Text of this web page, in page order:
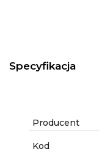
Specyfikacja
Producent
Kod